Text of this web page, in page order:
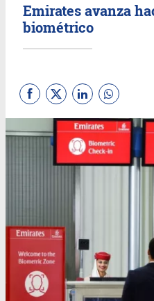
Emirates avanza
biométrico